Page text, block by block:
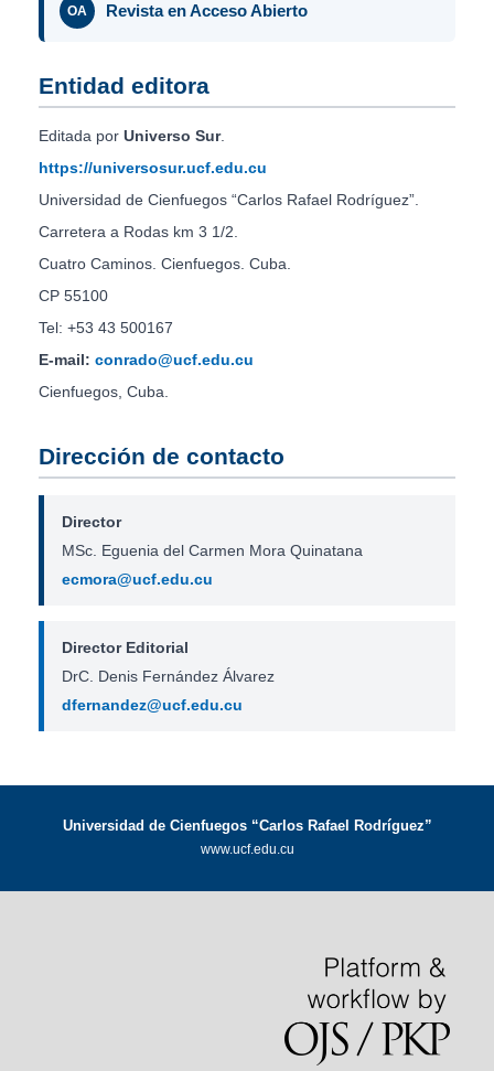
OA Revista en Acceso Abierto
Entidad editora
Editada por Universo Sur.
https://universosur.ucf.edu.cu
Universidad de Cienfuegos “Carlos Rafael Rodríguez”.
Carretera a Rodas km 3 1/2.
Cuatro Caminos. Cienfuegos. Cuba.
CP 55100
Tel: +53 43 500167
E-mail: conrado@ucf.edu.cu
Cienfuegos, Cuba.
Dirección de contacto
Director
MSc. Eguenia del Carmen Mora Quinatana
ecmora@ucf.edu.cu
Director Editorial
DrC. Denis Fernández Álvarez
dfernandez@ucf.edu.cu
Universidad de Cienfuegos “Carlos Rafael Rodríguez”
www.ucf.edu.cu